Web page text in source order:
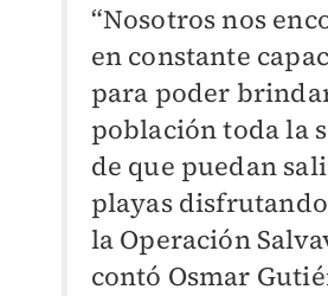
“Nosotros nos
en constante
para poder
población toda la
de que puedan
playas
la Operación
contó Osmar